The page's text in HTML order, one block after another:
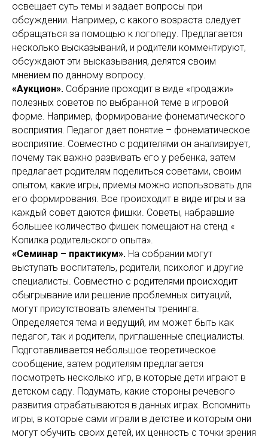
освещает суть темы и задает вопросы при
обсуждении. Например, с какого возраста следует
обращаться за помощью к логопеду. Предлагается
несколько высказываний, и родители комментируют,
обсуждают эти высказывания, делятся своим
мнением по данному вопросу.
«Аукцион». Собрание проходит в виде «продажи»
полезных советов по выбранной теме в игровой
форме. Например, формирование фонематического
восприятия. Педагог дает понятие – фонематическое
восприятие. Совместно с родителями он анализирует,
почему так важно развивать его у ребенка, затем
предлагает родителям поделиться советами, своим
опытом, какие игры, приемы можно использовать для
его формирования. Все происходит в виде игры и за
каждый совет даются фишки. Советы, набравшие
большее количество фишек помещают на стенд «
Копилка родительского опыта».
«Семинар – практикум». На собрании могут
выступать воспитатель, родители, психолог и другие
специалисты. Совместно с родителями происходит
обыгрывание или решение проблемных ситуаций,
могут присутствовать элементы тренинга.
Определяется тема и ведущий, им может быть как
педагог, так и родители, приглашенные специалисты.
Подготавливается небольшое теоретическое
сообщение, затем родителям предлагается
посмотреть несколько игр, в которые дети играют в
детском саду. Подумать, какие стороны речевого
развития отрабатываются в данных играх. Вспомнить
игры, в которые сами играли в детстве и которым они
могут обучить своих детей, их ценность с точки зрения